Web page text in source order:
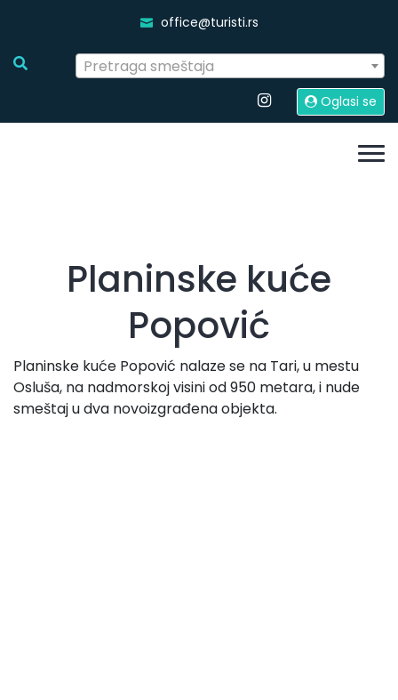
office@turisti.rs
Pretraga smeštaja
Oglasi se
Planinske kuće
Popović
Planinske kuće Popović nalaze se na Tari, u mestu
Osluša, na nadmorskoj visini od 950 metara, i nude
smeštaj u dva novoizgrađena objekta.